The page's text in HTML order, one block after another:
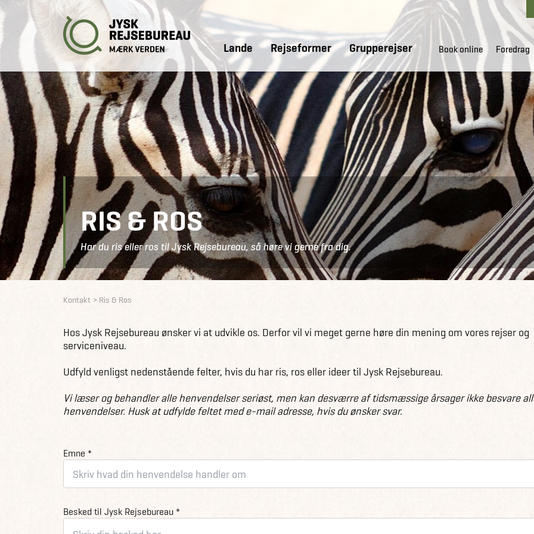
Lande Rejseformer Grupperejser Book online Foredrag
RIS & ROS
Har du ris eller ros til Jysk Rejsebureau, så høre vi gerne fra dig.
Kontakt Ris & Ros
Hos Jysk Rejsebureau ønsker vi at udvikle os. Derfor vil vi meget gerne høre din mening om vores rejser og
serviceniveau.
Udfyld venligst nedenstående felter, hvis du har ris, ros eller ideer til Jysk Rejsebureau.
Vi læser og behandler alle henvendelser seriøst, men kan desværre af tidsmæssige årsager ikke besvare
henvendelser. Husk at udfylde feltet med e-mail adresse, hvis du ønsker svar.
Emne *
Besked til Jysk Rejsebureau *